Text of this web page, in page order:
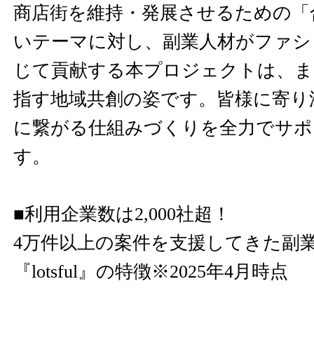
商店街を維持・発展させるための
いテーマに対し、副業人材がファ
じて貢献する本プロジェクトは、
指す地域共創の姿です。皆様に寄
に繋がる仕組みづくりを全力でサ
す。
■利用企業数は2,000社超！
4万件以上の案件を支援してきた副
『lotsful』の特徴※2025年4月時点